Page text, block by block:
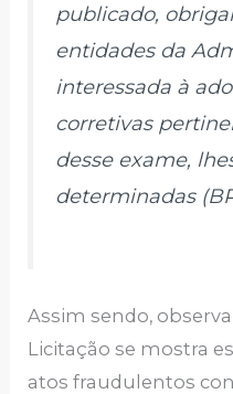
publicado,
entidades da
interessada à
corretivas
desse exame,
determinadas
Assim sendo,
Licitação se mostra
atos fraudulentos